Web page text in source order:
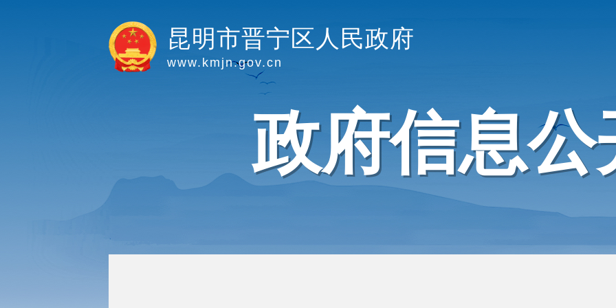
昆明市晋宁区人民政府
www.kmjn.gov.cn
政府信息公